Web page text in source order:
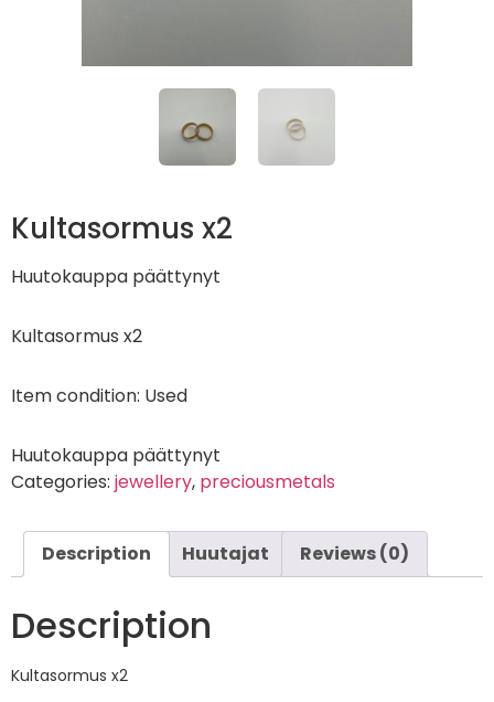
Kultasormus x2
Huutokauppa päättynyt
Kultasormus x2
Item condition: Used
Huutokauppa päättynyt
Categories: jewellery, preciousmetals
Description Huutajat Reviews (0)
Description
Kultasormus x2